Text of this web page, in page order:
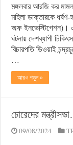
মঙ্গলবার আরজি কর
মহিলা ডাক্তারকে
অফ ইনভেস্টিগেশন)।
ঘটনায় দেশব্যাপী
বিচারপতি ডিওয়াই
…
আরও পড়ুন »
চোরেদের
09/08/2024